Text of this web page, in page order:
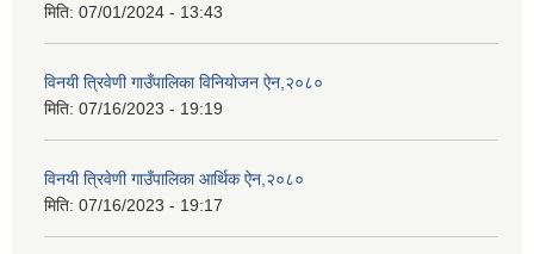
मिति: 07/01/2024 - 13:43
विनयी त्रिवेणी गाउँपालिका विनियोजन ऐन,२०८०
मिति: 07/16/2023 - 19:19
विनयी त्रिवेणी गाउँपालिका आर्थिक ऐन,२०८०
मिति: 07/16/2023 - 19:17